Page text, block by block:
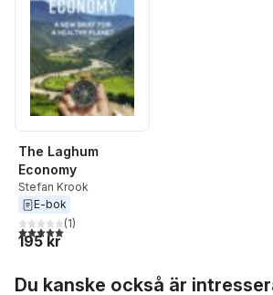
The Laghum
Economy
Stefan Krook
E-bok
5,0utav 5 stjärnor. Totalt antal röster:
(1)
195 kr
Du kanske också är